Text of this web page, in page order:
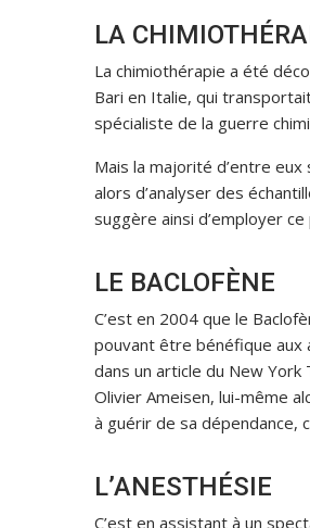
LA
La chimiothérapie a été
Bari en Italie, qui
spécialiste de la guerre
Mais la majorité d’entre
alors d’analyser des
suggère ainsi d’employer
LE BACLOFÈNE
C’est en 2004 que le
pouvant être bénéfique aux
dans un article du New
Olivier Ameisen, lui-même
à guérir de sa dépendance,
L’ANESTHÉSIE
C’est en assistant à un